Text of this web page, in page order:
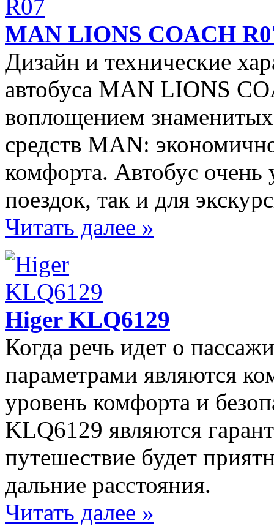
MAN LIONS COACH
Дизайн и технические
автобуса MAN LIONS
воплощением
средств MAN:
комфорта. Автобус очень
поездок, так и для
Читать далее »
Higer KLQ6129
Когда речь идет о
параметрами являются
уровень комфорта и
KLQ6129 являются
путешествие будет
дальние расстояния.
Читать далее »